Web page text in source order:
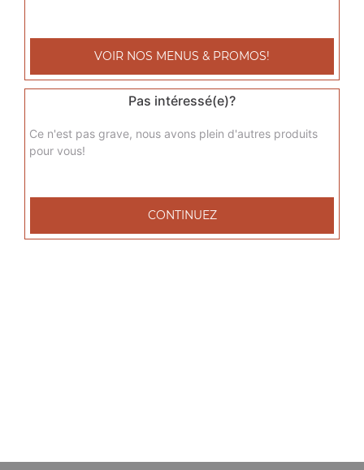
oignons, chèvre
17.00€
del grec senior
17.00€
VOIR NOS MENUS & PROMOS!
Pas intéressé(e)?
Ce n'est pas grave, nous avons plein d'autres produits
pour vous!
CONTINUEZ